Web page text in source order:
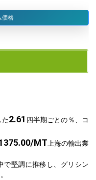
価格
た2.61 四半期ごとの％、コ
MT 上海の輸出業
で堅調に推移し、グリシン